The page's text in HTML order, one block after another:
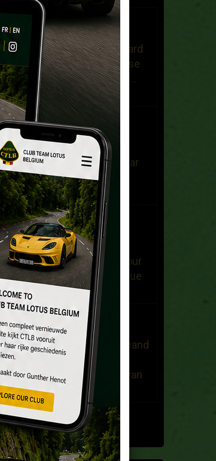
Franz Nys
Bonjour, Je recherche un hard
top d'occasion pour une Elise
S1 de 2000. Dans l'attente ....
Bien à ...
Carl Peeters
ik overweeg om een lotus
elanS2 aan te schaffen ,maar
daar zijn verschillende
uitvoeringen van. wie ...
Franck Roseau Le 17/05/2021
Bonjour, - Je vends un pot
d'échappement d'origine pour
lotus Elise S220 sortie unique
ovale (Toyata ...
dany stuyvaert Le 25/03/2021
beste,ben op zoek naar iemand
die op de hoogte is voor de
restauratie van een motor van
de lotus esprit ...
Tous les messages